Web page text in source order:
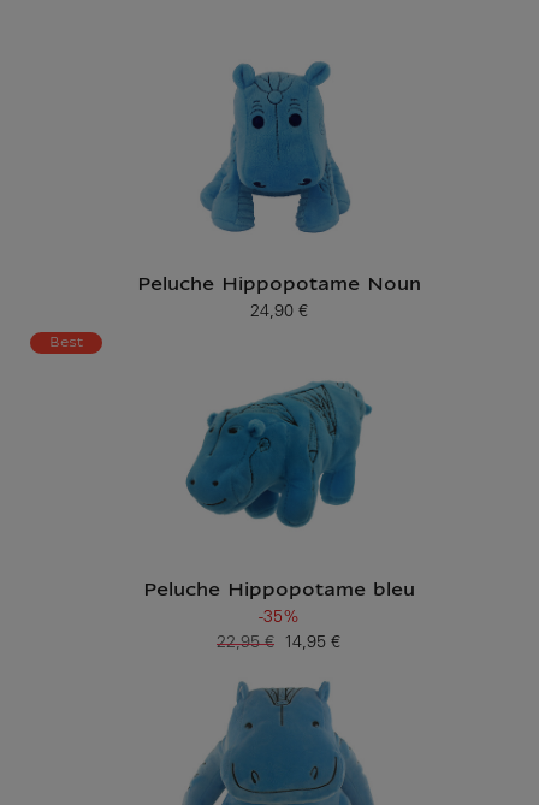
Peluche Hippopotame Noun
Prix ​​actuel
24,90 €
Best
Peluche Hippopotame bleu
-35%
Prix ​​actuel
14,95 €
Ancien prix
22,95 €